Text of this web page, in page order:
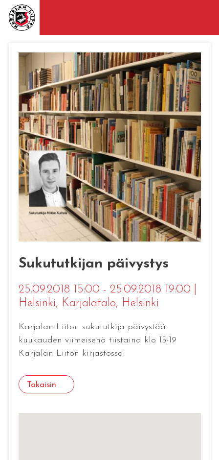
Sukututkijan päivystys
25.09.2018 15:00 - 25.09.2018 19:00
Helsinki, Karjalatalo, Helsinki
Karjalan Liiton sukututkija päivystää
kuukauden viimeisenä tiistaina klo 15-19
Karjalan Liiton kirjastossa.
Takaisin